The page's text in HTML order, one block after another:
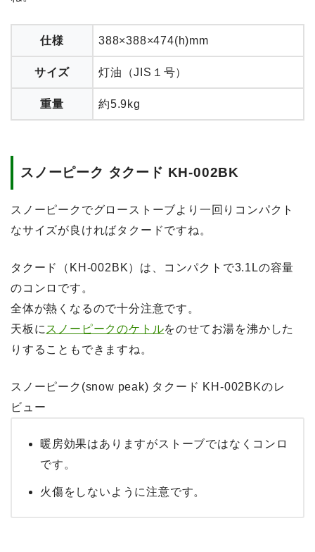
仕様 388×388×474(h)mm
サイズ 灯油（JIS１号）
重量 約5.9kg
スノーピーク タクード KH-002BK
スノーピークでグローストーブより一回りコンパクト
なサイズが良ければタクードですね。
タクード（KH-002BK）は、コンパクトで3.1Lの容量
のコンロです。
全体が熱くなるので十分注意です。
天板に スノーピークのケトルをのせてお湯を沸かした
りすることもできますね。
スノーピーク(snow peak) タクード KH-002BKのレ
ビュー
暖房効果はありますがストーブではなくコンロ
です。
火傷をしないように注意です。